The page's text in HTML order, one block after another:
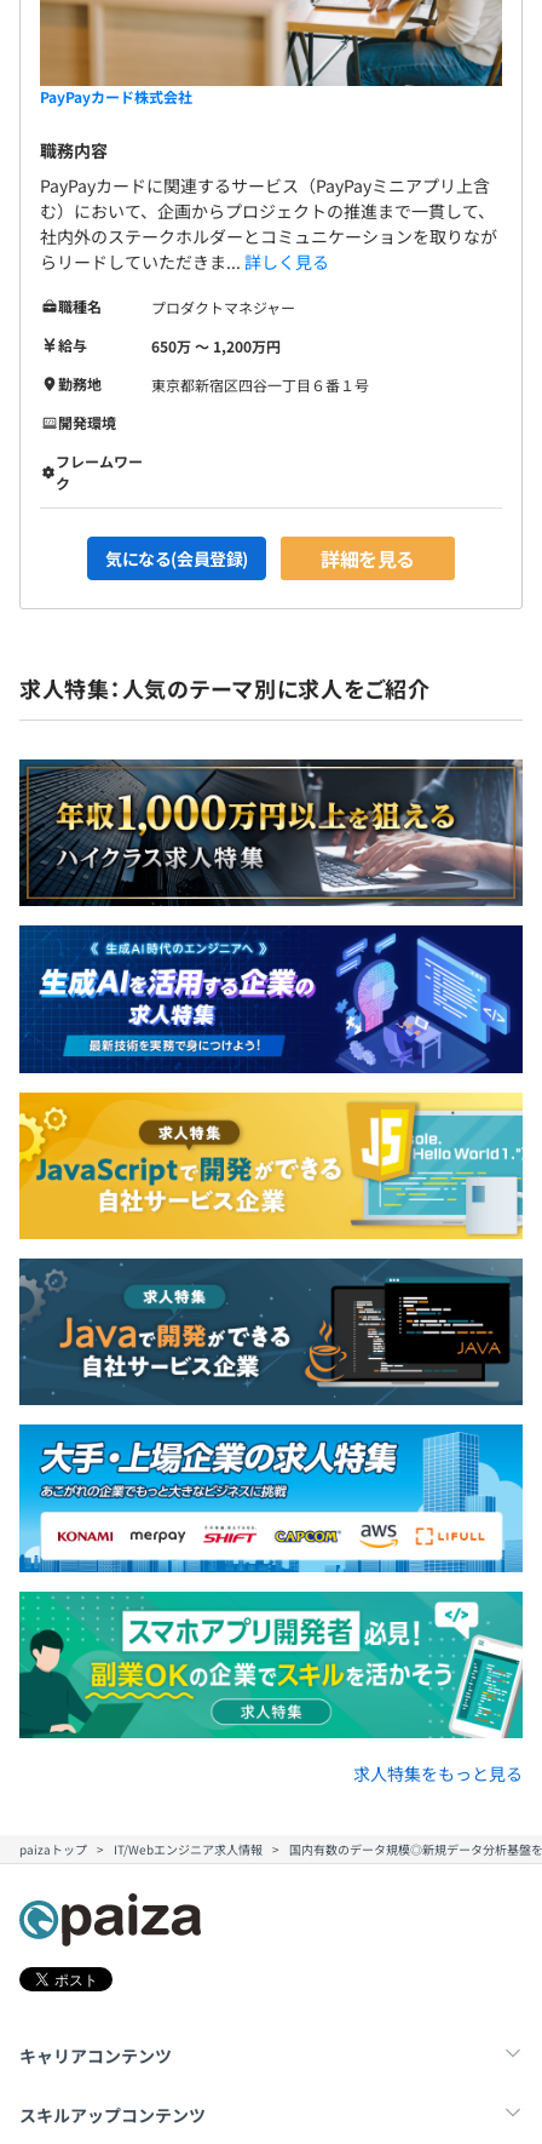
PayPayカード株式会社
職務内容
PayPayカードに関連するサービス（PayPayミニアプリ上含
む）において、企画からプロジェクトの推進まで一貫して、
社内外のステークホルダーとコミュニケーションを取りなが
らリードしていただきま... 詳しく見る
職種名
プロダクトマネジャー
給与
650万 〜 1,200万円
勤務地
東京都新宿区四谷一丁目６番１号
開発環境
フレームワー
ク
気になる(会員登録) 詳細を見る
求人特集：人気のテーマ別に求人をご紹介
求人特集をもっと見る
paizaトップ IT/Webエンジニア求人情報 国内有数のデータ規模◎新規データ分析基盤
キャリアコンテンツ
転職・キャリア
スキルアップコンテンツ